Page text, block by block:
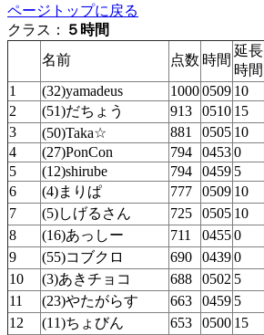
ページトップに戻る
クラス：
５時間
名前
点数 時間
延長
時間
1
(32)yamadeus 10000509 10
2
(51)だちょう 913 0510 15
3
(50)Taka☆ 881 0505 10
4
(27)PonCon 794 04530
5
(12)shirube 794 0459 5
6
(4)まりぱ 777 0509 10
7
(5)しげるさん 725 0505 10
8
(16)あっしー 711 04550
9
(55)コブクロ 690 04390
10
(3)あきチョコ 688 0502 5
11
(23)やたがらす 663 0459 5
12
(11)ちょびん 653 0500 15